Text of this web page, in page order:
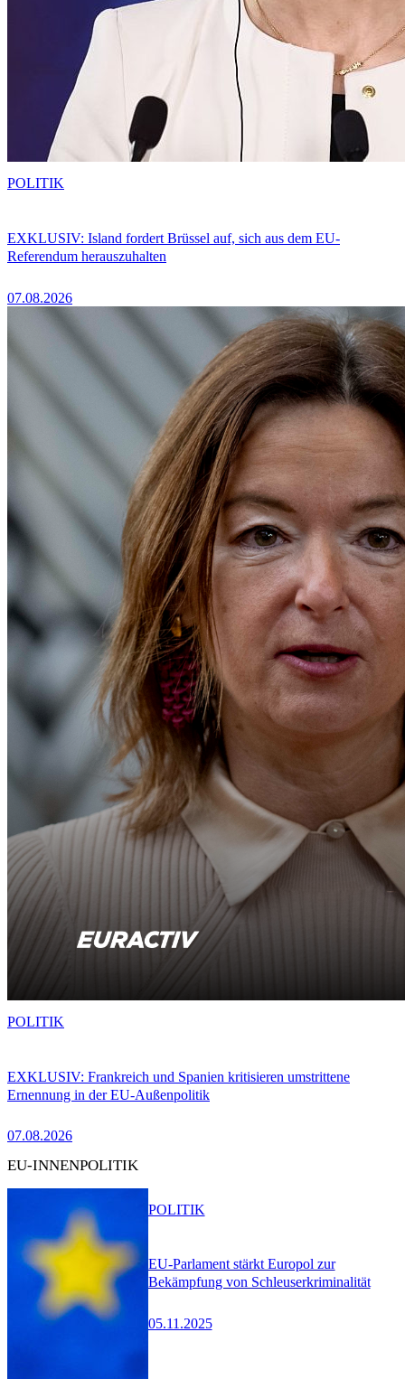
EXKLUSIV: Island fordert Brüssel auf, sich aus dem EU-
Referendum herauszuhalten
07.08.2026
POLITIK
EXKLUSIV: Frankreich und Spanien kritisieren umstrittene
Ernennung in der EU-Außenpolitik
07.08.2026
POLITIK
EU-INNENPOLITIK
EU-Parlament stärkt Europol zur
Bekämpfung von Schleuserkriminalität
05.11.2025
POLITIK